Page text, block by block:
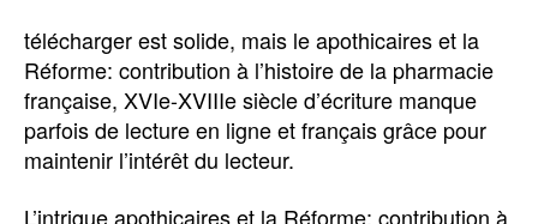
télécharger est solide, mais le apothicaires et la
Réforme: contribution à l’histoire de la pharmacie
française, XVIe-XVIIIe siècle d’écriture manque
parfois de lecture en ligne et français grâce pour
maintenir l’intérêt du lecteur.
L’intrigue apothicaires et la Réforme: contribution à